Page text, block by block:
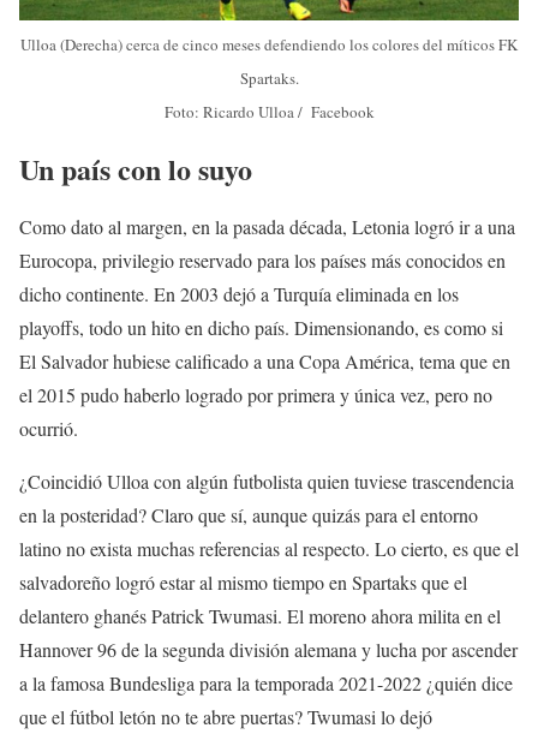
Ulloa (Derecha) cerca de cinco meses defendiendo los colores del míticos FK
Spartaks.
Foto: Ricardo Ulloa / Facebook
Un país con lo suyo
Como dato al margen, en la pasada década, Letonia logró ir a una
Eurocopa, privilegio reservado para los países más conocidos en
dicho continente. En 2003 dejó a Turquía eliminada en los
playoffs, todo un hito en dicho país. Dimensionando, es como si
El Salvador hubiese calificado a una Copa América, tema que en
el 2015 pudo haberlo logrado por primera y única vez, pero no
ocurrió.
¿Coincidió Ulloa con algún futbolista quien tuviese trascendencia
en la posteridad? Claro que sí, aunque quizás para el entorno
latino no exista muchas referencias al respecto. Lo cierto, es que el
salvadoreño logró estar al mismo tiempo en Spartaks que el
delantero ghanés Patrick Twumasi. El moreno ahora milita en el
Hannover 96 de la segunda división alemana y lucha por ascender
a la famosa Bundesliga para la temporada 2021-2022 ¿quién dice
que el fútbol letón no te abre puertas? Twumasi lo dejó